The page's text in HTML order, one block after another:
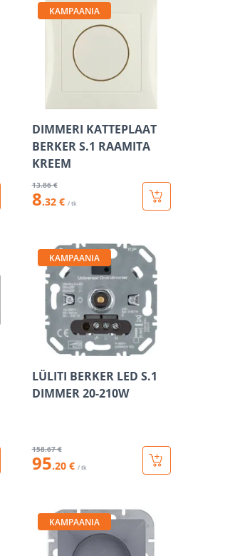
KAMPAANIA
DIMMERI KATTEPLAAT
BERKER S.1 RAAMITA
KREEM
13.86 €
8.32 € / tk
KAMPAANIA
LÜLITI BERKER LED S.1
DIMMER 20-210W
158.67 €
95.20 € / tk
KAMPAANIA